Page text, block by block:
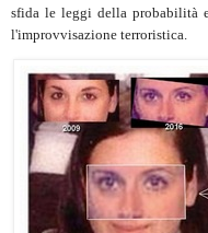
sfida le leggi della probabilità
l'improvvisazione terroristica.